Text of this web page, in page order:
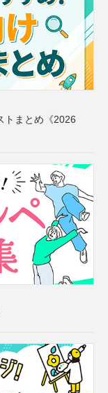
トまとめ《2026